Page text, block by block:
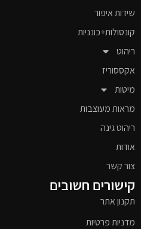
שידות איפור
קונסולות+כונניות
ריהוט
אקססוריז
מיטות
מראות מעוצבות
ריהוט גינה
אודות
צור קשר
קישורים חשובים
תקנון אתר
מדניות פרטיות